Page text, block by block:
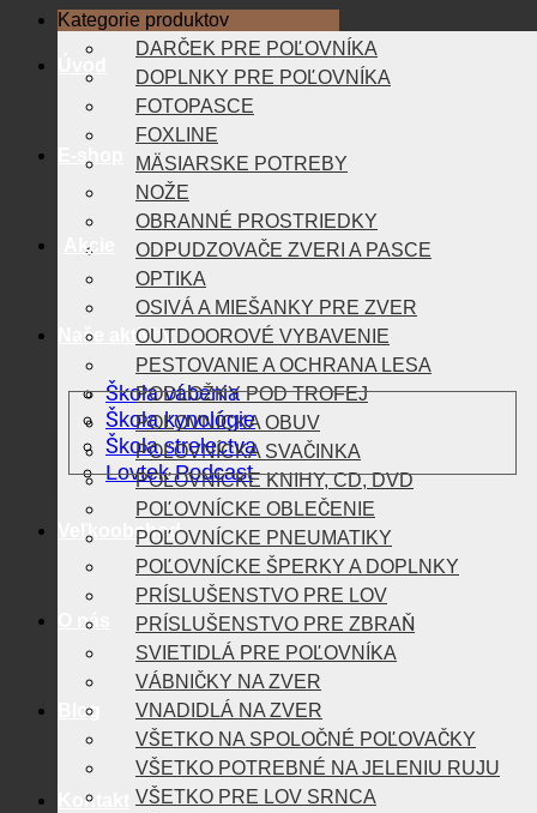
Akcie
Naše aktivity
Škola vábenia
Škola kynológie
Škola strelectva
Lovtek Podcast
Veľkoobchod
O nás
Blog
Kontakt
Kategorie produktov
DARČEK PRE POĽOVNÍKA
DOPLNKY PRE POĽOVNÍKA
FOTOPASCE
FOXLINE
MÄSIARSKE POTREBY
NOŽE
OBRANNÉ PROSTRIEDKY
ODPUDZOVAČE ZVERI A PASCE
OPTIKA
OSIVÁ A MIEŠANKY PRE ZVER
OUTDOOROVÉ VYBAVENIE
PESTOVANIE A OCHRANA LESA
PODLOŽKY POD TROFEJ
POĽOVNÍCKA OBUV
POĽOVNÍCKA SVAČINKA
POĽOVNÍCKE KNIHY, CD, DVD
POĽOVNÍCKE OBLEČENIE
POĽOVNÍCKE PNEUMATIKY
POĽOVNÍCKE ŠPERKY A DOPLNKY
PRÍSLUŠENSTVO PRE LOV
PRÍSLUŠENSTVO PRE ZBRAŇ
SVIETIDLÁ PRE POĽOVNÍKA
VÁBNIČKY NA ZVER
VNADIDLÁ NA ZVER
VŠETKO NA SPOLOČNÉ POĽOVAČKY
VŠETKO POTREBNÉ NA JELENIU RUJU
VŠETKO PRE LOV SRNCA